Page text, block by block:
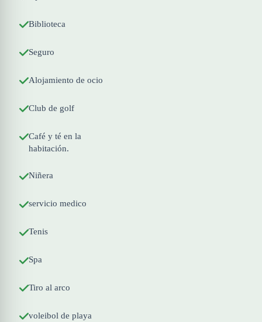
Biblioteca
Seguro
Alojamiento de ocio
Club de golf
Café y té en la
habitación.
Niñera
servicio medico
Tenis
Spa
Tiro al arco
voleibol de playa